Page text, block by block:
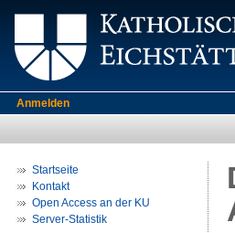
Anmelden
Startseite
Kontakt
Open Access an der KU
Server-Statistik